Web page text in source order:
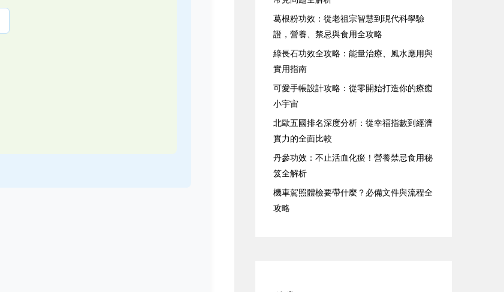
葛根粉功效：從老祖宗智慧到現代科學驗
證，營養、禁忌與食用全攻略
綠長石功效全攻略：能量治療、風水應用與
實用指南
可愛手帳設計攻略：從零開始打造你的療癒
小宇宙
北歐五國排名深度分析：從幸福指數到經濟
實力的全面比較
丹參功效：不止活血化瘀！營養禁忌食用秘
笈全解析
機車駕照體檢要帶什麼？必備文件與流程全
攻略